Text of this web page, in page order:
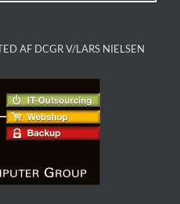
AF DCGR V/LARS NIELSEN